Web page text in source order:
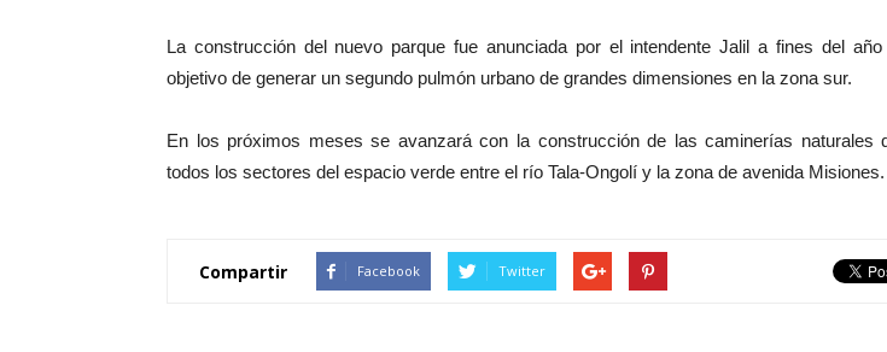
La construcción del nuevo parque fue anunciada por el intendente Jalil a fines del
objetivo de generar un segundo pulmón urbano de grandes dimensiones en la zona sur.
En los próximos meses se avanzará con la construcción de las caminerías naturales
todos los sectores del espacio verde entre el río Tala-Ongolí y la zona de avenida Misiones.
Compartir Facebook Twitter